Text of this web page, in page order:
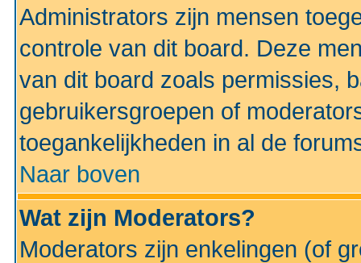
Administrators zijn mensen
controle van dit board. Deze
van dit board zoals permissies,
gebruikersgroepen of
toegankelijkheden in al de
Naar boven
Wat zijn Moderators?
Moderators zijn enkelingen (of